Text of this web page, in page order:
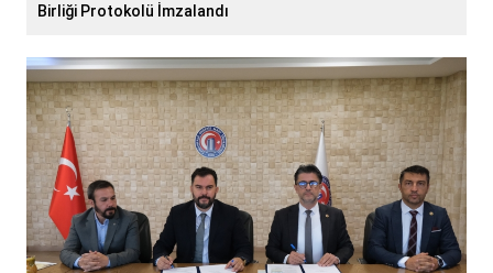
Birliği Protokolü İmzalandı